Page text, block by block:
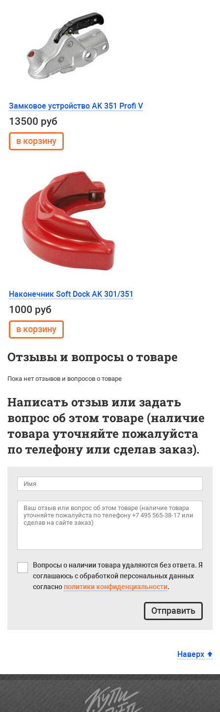
Замковое устройство AK 351 Profi V
13500 руб
Наконечник Soft Dock АK 301/351
1000 руб
Отзывы и вопросы о товаре
Пока нет отзывов и вопросов о товаре
Написать отзыв или задать
вопрос об этом товаре (наличие
товара уточняйте пожалуйста
по телефону или сделав заказ).
Вопросы о наличии товара удаляются без ответа. Я
соглашаюсь с обработкой персональных данных
согласно политики конфиденциальности.
Отправить
Наверх